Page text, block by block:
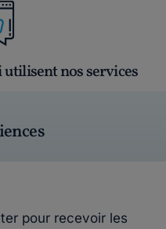
utilisent nos services
pour recevoir les